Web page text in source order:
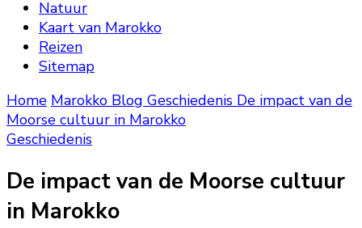
Natuur
Kaart van Marokko
Reizen
Sitemap
Home Marokko Blog Geschiedenis De impact van de
Moorse cultuur in Marokko
Geschiedenis
De impact van de Moorse cultuur
in Marokko